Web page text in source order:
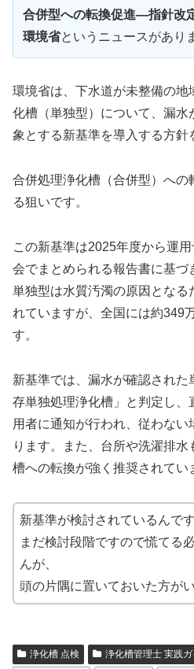
合併型への転換促進―指針改
環境省というニュースがあり
環境省は、下水道が未整備の
化槽（単独型）について、漏
象とする新基準を導入する方針
合併処理浄化槽（合併型）への
る狙いです。
この新基準は2025年度から運
会でまとめられる報告書に基づ
単独型は水質汚濁の原因となる
れていますが、全国には約349
す。
新基準では、漏水が確認され
存単独処理浄化槽」と判定し、
用者に通知が行われ、従わな
ります。また、台所や洗濯排
槽への転換が強く推奨されてい
新基準が検討されているんです
まだ検討段階ですので慌てる
んが、
頭の片隅に置いておいた方が
浄化槽 点検 浄化槽管理士 実践ガ